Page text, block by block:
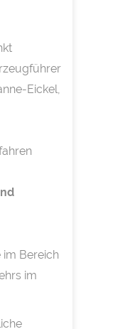
Eickel,
im Bereich
im